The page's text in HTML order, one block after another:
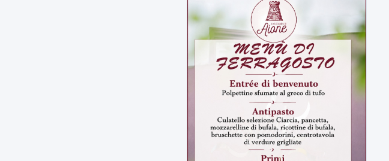
LabNews (replica)